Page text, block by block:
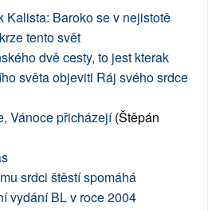
Kalista: Baroko se v nejistotě
tento svět
dvě cesty, to jest kterak
světa objeviti Ráj svého srdce
Vánoce přicházejí(Štěpán
srdci štěstí spomáhá
vydání BL v roce 2004